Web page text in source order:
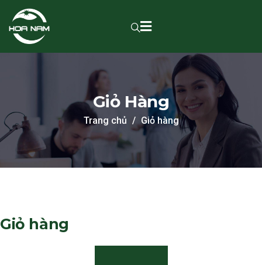
Giỏ Hàng
Trang chủ Giỏ hàng
Giỏ hàng